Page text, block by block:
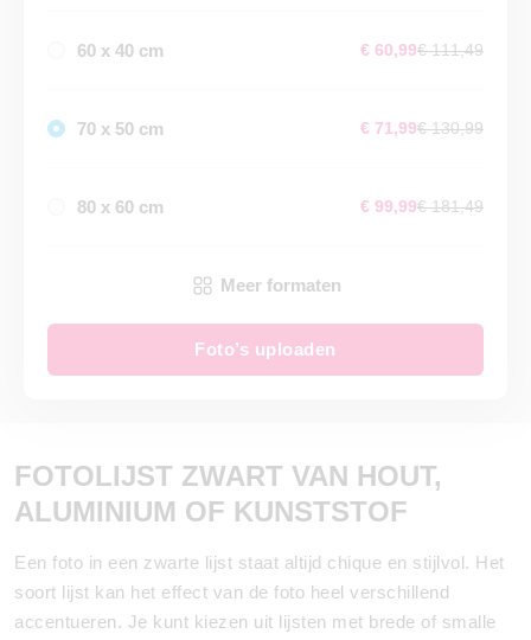
60 x 40 cm € 60,99€ 111,49
70 x 50 cm € 71,99€ 130,99
80 x 60 cm € 99,99€ 181,49
Meer formaten
Foto’s uploaden
FOTOLIJST ZWART VAN HOUT,
ALUMINIUM OF KUNSTSTOF
Een foto in een zwarte lijst staat altijd chique en stijlvol. Het
soort lijst kan het effect van de foto heel verschillend
accentueren. Je kunt kiezen uit lijsten met brede of smalle